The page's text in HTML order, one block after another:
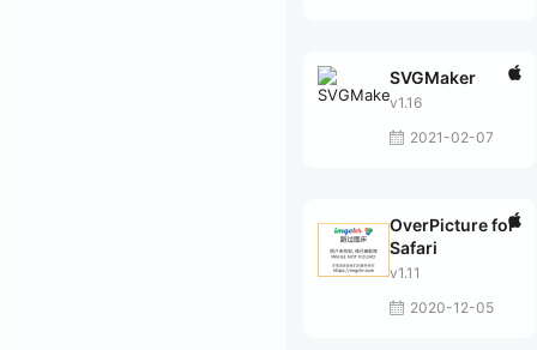
SVGMaker
v1.16
2021-02-07
OverPicture for
Safari
v1.11
2020-12-05